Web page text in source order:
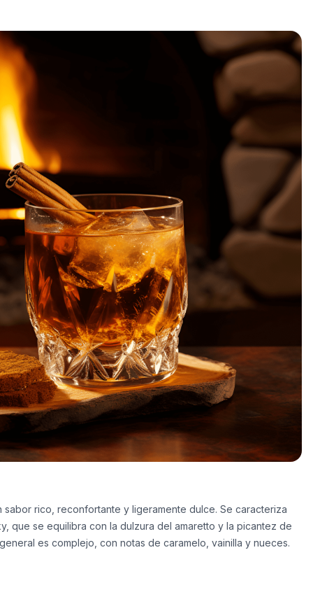
sabor rico, reconfortante y ligeramente dulce. Se caracteriza
que se equilibra con la dulzura del amaretto y la picantez de
es complejo, con notas de caramelo, vainilla y nueces.